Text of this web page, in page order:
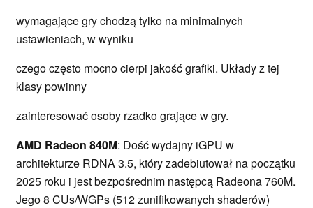
wymagające gry chodzą tylko na minimalnych
ustawieniach, w wyniku
czego często mocno cierpi jakość grafiki. Układy z tej
klasy powinny
zainteresować osoby rzadko grające w gry.
AMD Radeon 840M: Dość wydajny iGPU w
architekturze RDNA 3.5, który zadebiutował na początku
2025 roku i jest bezpośrednim następcą Radeona 760M.
Jego 8 CUs/WGPs (512 zunifikowanych shaderów)